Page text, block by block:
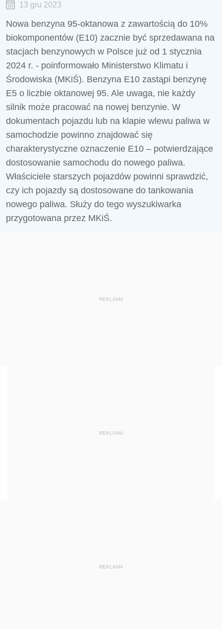
13 gru 2023
Nowa benzyna 95-oktanowa z zawartością do 10%
biokomponentów (E10) zacznie być sprzedawana na
stacjach benzynowych w Polsce już od 1 stycznia
2024 r. - poinformowało Ministerstwo Klimatu i
Środowiska (MKiŚ). Benzyna E10 zastąpi benzynę
E5 o liczbie oktanowej 95. Ale uwaga, nie każdy
silnik może pracować na nowej benzynie. W
dokumentach pojazdu lub na klapie wlewu paliwa w
samochodzie powinno znajdować się
charakterystyczne oznaczenie E10 – potwierdzające
dostosowanie samochodu do nowego paliwa.
Właściciele starszych pojazdów powinni sprawdzić,
czy ich pojazdy są dostosowane do tankowania
nowego paliwa. Służy do tego wyszukiwarka
przygotowana przez MKiŚ.
REKLAMA
REKLAMA
REKLAMA